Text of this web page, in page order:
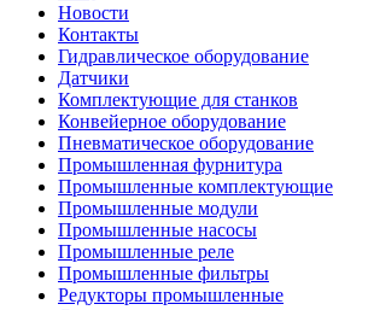
Новости
Контакты
Гидравлическое оборудование
Датчики
Комплектующие для станков
Конвейерное оборудование
Пневматическое оборудование
Промышленная фурнитура
Промышленные комплектующие
Промышленные модули
Промышленные насосы
Промышленные реле
Промышленные фильтры
Редукторы промышленные